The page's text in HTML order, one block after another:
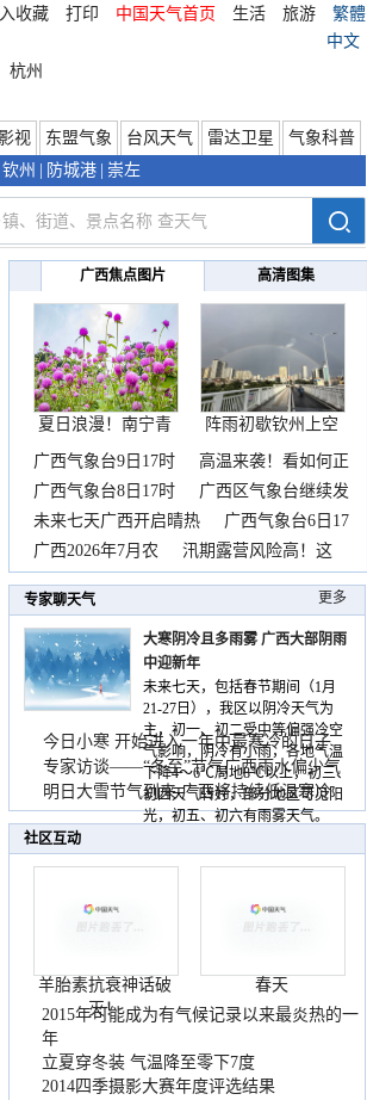
收藏 打印 中国天气首页 生活 旅游
繁體
中文
杭州
视 东盟气象 台风天气 雷达卫星
气象科普
钦州 防城港 崇左
广西焦点图片 高清图集
夏日浪漫！南宁青
秀山
阵雨初歇钦州上空
邂逅
广西气象台9日17时
高温来袭！看如何正
确
广西气象台8日17时
广西区气象台继续发
布
未来七天广西开启晴热
广西气象台6日17
时
广西2026年7月农
汛期露营风险高！这
份
专家聊天气 更多
大寒阴冷且多雨雾 广西大部阴雨
中迎新年
未来七天，包括春节期间（1月
21-27日），我区以阴冷天气为
主，初一、初二受中等偏强冷空
气影响，阴冷有小雨，各地气温
下降4～6℃局地8℃以上，初三、
初四天气转好，部分地区可见阳
光，初五、初六有雨雾天气。
今日小寒 开始进入一年中最寒冷的日子
专家访谈——“冬至”节气广西雨水偏少气
温低
明日大雪节气到来 广西将持续低温寒冷
天气
社区互动
羊胎素抗衰神话破
灭！
春天
2015年可能成为有气候记录以来最炎热的一
年
立夏穿冬装 气温降至零下7度
2014四季摄影大赛年度评选结果